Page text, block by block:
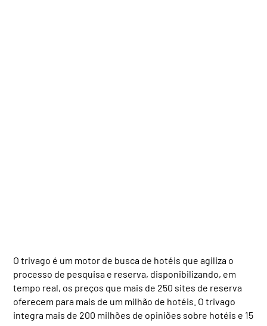
O trivago é um motor de busca de hotéis que agiliza o
processo de pesquisa e reserva, disponibilizando, em
tempo real, os preços que mais de 250 sites de reserva
oferecem para mais de um milhão de hotéis. O trivago
integra mais de 200 milhões de opiniões sobre hotéis e 15